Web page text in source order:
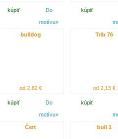
kúpiť
Do
motívu»
kúpiť
bulldog
od 2,82 €
kúpiť
Do
motívu»
Trib 76
od 2,13 €
kúpiť
Čert bull 1